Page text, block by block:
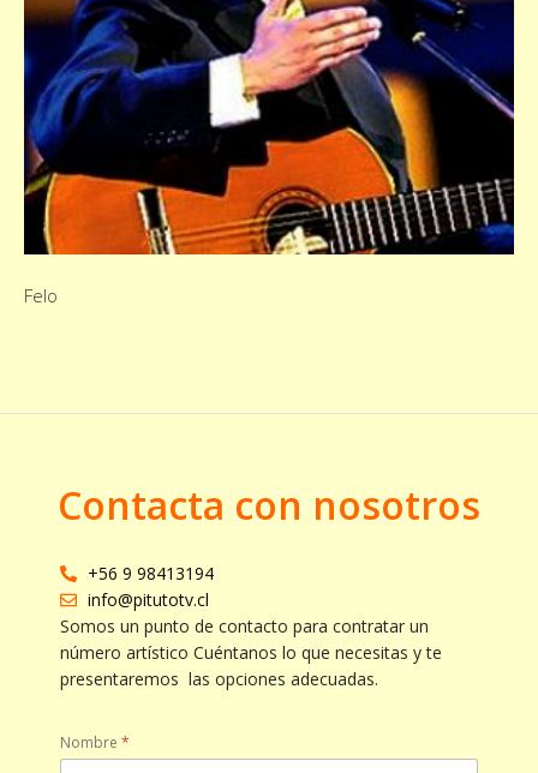
Felo
Contacta con nosotros
+56 9 98413194
info@pitutotv.cl
Somos un punto de contacto para contratar un
número artístico Cuéntanos lo que necesitas y te
presentaremos las opciones adecuadas.
Nombre *